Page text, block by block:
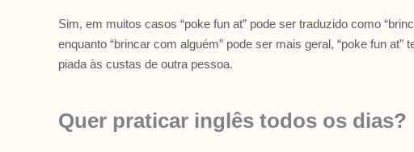
Sim, em muitos casos “poke fun at” pode ser traduzido como
enquanto “brincar com alguém” pode ser mais geral, “poke fun
piada às custas de outra pessoa.
Quer praticar inglês todos os dias?